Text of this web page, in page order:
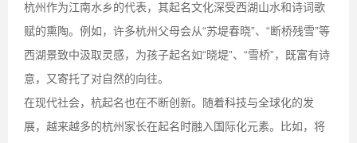
杭州作为江南水乡的代表，其起名文化深受西湖山水和诗词歌
赋的熏陶。例如，许多杭州父母会从“苏堤春晓”、“断桥残雪”等
西湖景致中汲取灵感，为孩子起名如“晓堤”、“雪桥”，既富有诗
意，又寄托了对自然的向往。
在现代社会，杭起名也在不断创新。随着科技与全球化的发
展，越来越多的杭州家长在起名时融入国际化元素。比如，将